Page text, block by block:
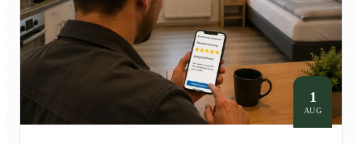
1
AUG